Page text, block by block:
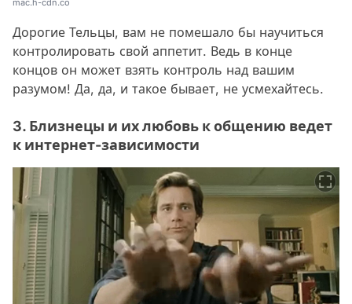
mac.h-cdn.co
Дорогие Тельцы, вам не помешало бы научиться
контролировать свой аппетит. Ведь в конце
концов он может взять контроль над вашим
разумом! Да, да, и такое бывает, не усмехайтесь.
3. Близнецы и их любовь к общению ведет
к интернет-зависимости